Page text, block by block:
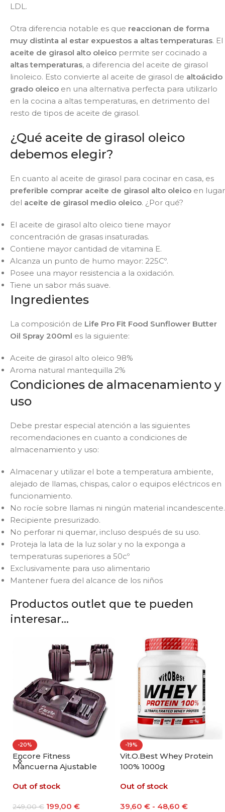
LDL.
Otra diferencia notable es que reaccionan de forma
muy distinta al estar expuestos a altas temperaturas. El
aceite de girasol alto oleico permite ser cocinado a
altas temperaturas, a diferencia del aceite de girasol
linoleico. Esto convierte al aceite de girasol de altoácido
grado oleico en una alternativa perfecta para utilizarlo
en la cocina a altas temperaturas, en detrimento del
resto de tipos de aceite de girasol.
¿Qué aceite de girasol oleico
debemos elegir?
En cuanto al aceite de girasol para cocinar en casa, es
preferible comprar aceite de girasol alto oleico en lugar
del aceite de girasol medio oleico. ¿Por qué?
El aceite de girasol alto oleico tiene mayor
concentración de grasas insaturadas.
Contiene mayor cantidad de vitamina E.
Alcanza un punto de humo mayor: 225Cº.
Posee una mayor resistencia a la oxidación.
Tiene un sabor más suave.
Ingredientes
La composición de Life Pro Fit Food Sunflower Butter
Oil Spray 200ml es la siguiente:
Aceite de girasol alto oleico 98%
Aroma natural mantequilla 2%
Condiciones de almacenamiento y
uso
Debe prestar especial atención a las siguientes
recomendaciones en cuanto a condiciones de
almacenamiento y uso:
Almacenar y utilizar el bote a temperatura ambiente,
alejado de llamas, chispas, calor o equipos eléctricos en
funcionamiento.
No rocíe sobre llamas ni ningún material incandescente.
Recipiente presurizado.
No perforar ni quemar, incluso después de su uso.
Proteja la lata de la luz solar y no la exponga a
temperaturas superiores a 50cº
Exclusivamente para uso alimentario
Mantener fuera del alcance de los niños
Productos outlet que te pueden
interesar...
-20%
Encore Fitness
Mancuerna Ajustable
Out of stock
249,00€ 199,00 €
-19%
Vit.O.Best Whey Protein
100% 1000g
Out of stock
39,60 € - 48,60 €